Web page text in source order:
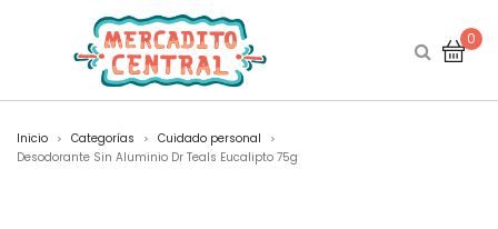
0
Inicio > Categorías > Cuidado personal >
Desodorante Sin Aluminio Dr Teals Eucalipto 75g